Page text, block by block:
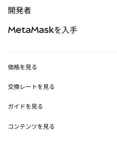
パーペチュアル
RWA
開発者
MetaMask Connect
Snaps
Web3サービス
MetaMaskを入手
セキュリティ
サポート
価格を見る
イーサリアムの価格
Solanaの価格
交換レートを見る
ETH→USD
USDT→INR
ガイドを見る
ETHの購入
コンテンツを見る